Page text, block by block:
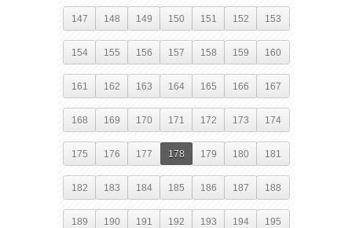
147 148 149 150 151 152 153
154 155 156 157 158 159 160
161 162 163 164 165 166 167
168 169 170 171 172 173 174
175 176 177 178 179 180 181
182 183 184 185 186 187 188
189 190 191 192 193 194 195